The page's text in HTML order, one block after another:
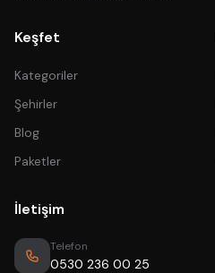
Keşfet
Kategoriler
Şehirler
Blog
Paketler
İletişim
Telefon
0530 236 00 25